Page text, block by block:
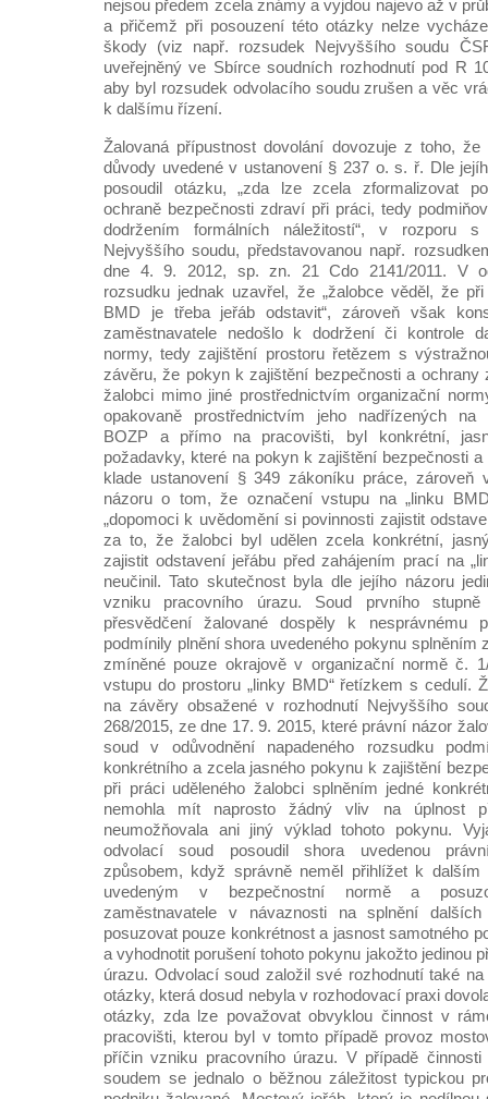
Žalovaná přípustnost dovolání dovozuje z toho,
důvody uvedené v ustanovení § 237 o. s. ř. Dle
posoudil otázku, „zda lze zcela zformalizovat
ochraně bezpečnosti zdraví při práci, tedy
dodržením formálních náležitostí“, v rozporu s
Nejvyššího soudu, představovanou např.
dne 4. 9. 2012, sp. zn. 21 Cdo 2141/2011. V
rozsudku jednak uzavřel, že „žalobce věděl, že
BMD je třeba jeřáb odstavit“, zároveň však
zaměstnavatele nedošlo k dodržení či kontrole
normy, tedy zajištění prostoru řetězem s
závěru, že pokyn k zajištění bezpečnosti a ochrany
žalobci mimo jiné prostřednictvím organizační
opakovaně prostřednictvím jeho nadřízených na
BOZP a přímo na pracovišti, byl konkrétní,
požadavky, které na pokyn k zajištění bezpečnosti
klade ustanovení § 349 zákoníku práce, zároveň
názoru o tom, že označení vstupu na „linku
„dopomoci k uvědomění si povinnosti zajistit
za to, že žalobci byl udělen zcela konkrétní,
zajistit odstavení jeřábu před zahájením prací na
neučinil. Tato skutečnost byla dle jejího názoru
vzniku pracovního úrazu. Soud prvního
přesvědčení žalované dospěly k nesprávnému
podmínily plnění shora uvedeného pokynu splněním
zmíněné pouze okrajově v organizační normě č.
vstupu do prostoru „linky BMD“ řetízkem s cedulí.
na závěry obsažené v rozhodnutí Nejvyššího
268/2015, ze dne 17. 9. 2015, které právní názor
soud v odůvodnění napadeného rozsudku
konkrétního a zcela jasného pokynu k zajištění
při práci uděleného žalobci splněním jedné
nemohla mít naprosto žádný vliv na úplnost
neumožňovala ani jiný výklad tohoto pokynu.
odvolací soud posoudil shora uvedenou
způsobem, když správně neměl přihlížet k dalším
uvedeným v bezpečnostní normě a
zaměstnavatele v návaznosti na splnění
posuzovat pouze konkrétnost a jasnost samotného
a vyhodnotit porušení tohoto pokynu jakožto jedinou
úrazu. Odvolací soud založil své rozhodnutí také
otázky, která dosud nebyla v rozhodovací praxi
otázky, zda lze považovat obvyklou činnost v
pracovišti, kterou byl v tomto případě provoz
příčin vzniku pracovního úrazu. V případě činnosti
soudem se jednalo o běžnou záležitost typickou